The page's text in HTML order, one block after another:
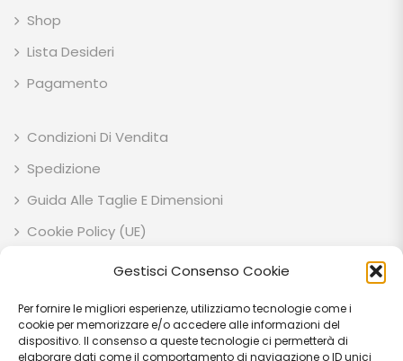
Gestisci Consenso Cookie
Per fornire le migliori esperienze, utilizziamo tecnologie come i
cookie per memorizzare e/o accedere alle informazioni del
dispositivo. Il consenso a queste tecnologie ci permetterà di
elaborare dati come il comportamento di navigazione o ID unici
Shop
Lista Desideri
Pagamento
Condizioni Di Vendita
Spedizione
Guida Alle Taglie E Dimensioni
Cookie Policy (UE)
ESOTIK GARDEN SOCIETA' AGRICOLA SEMPLICE P.IVA: IT03707710541 C.F:
03707710541 VIA EZIO RUBEGNI 14 06023 - GUALDO TADINO (PG) - IT